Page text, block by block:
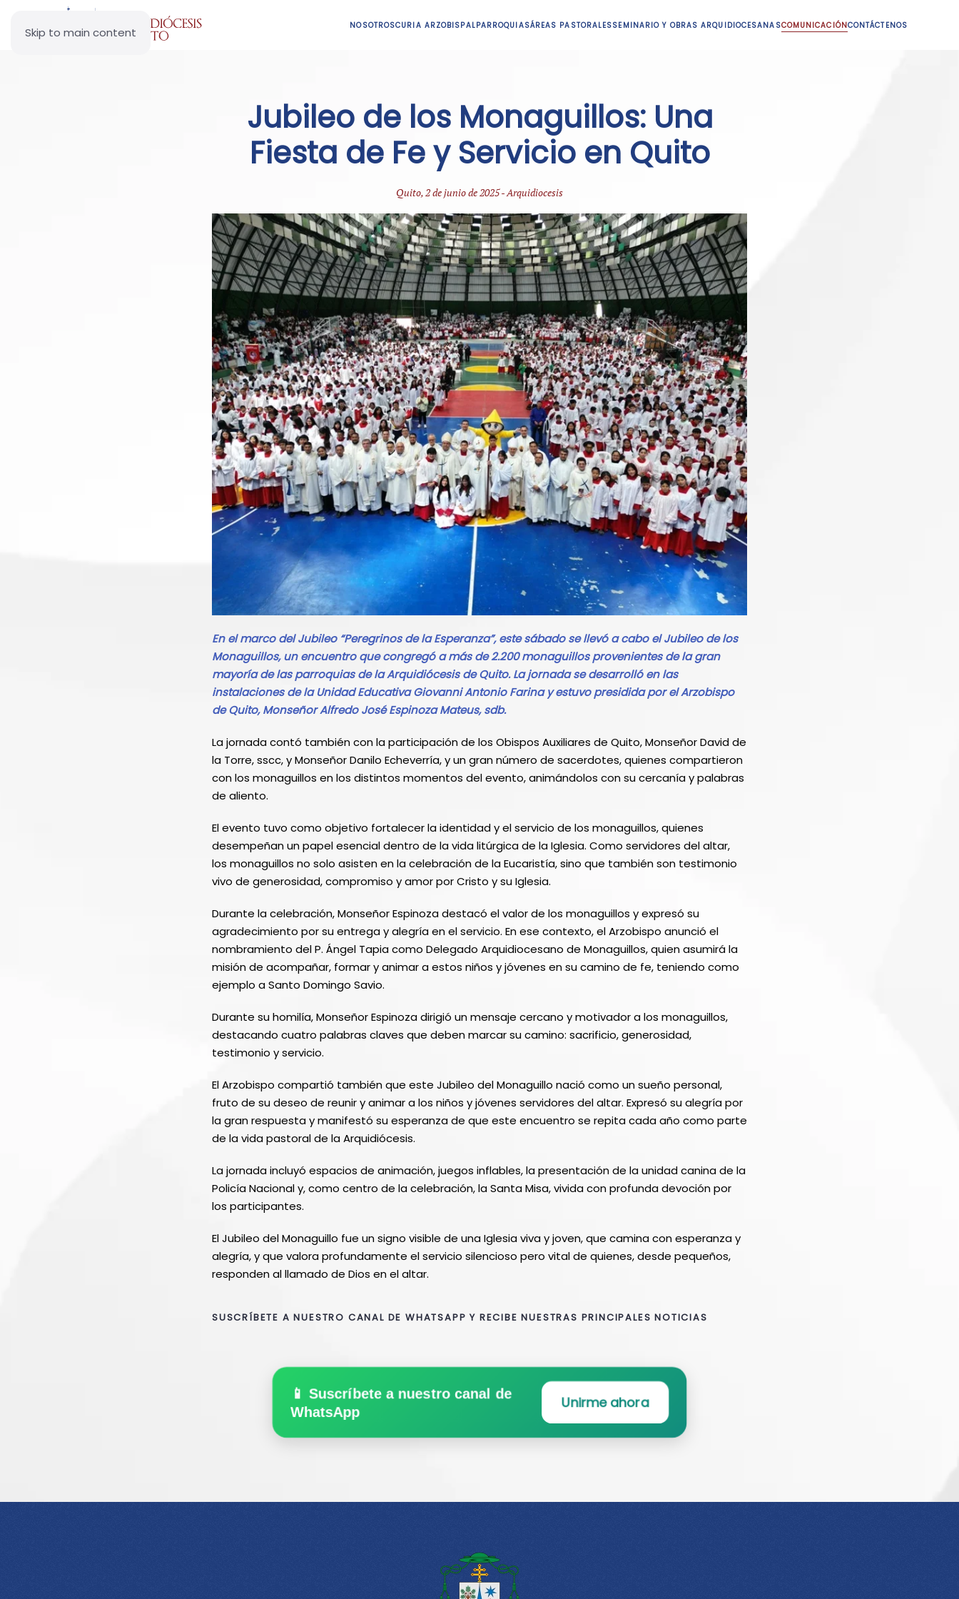
Skip to main content NOSOTROSCURIA ARZOBISPALPARROQUIASÁREAS PASTORALESSEMINARIO Y OBRAS ARQUIDIOCESANASCOMUNICACIÓNCONTÁCTENOS
Jubileo de los Monaguillos: Una
Fiesta de Fe y Servicio en Quito
Quito, 2 de junio de 2025 - Arquidiocesis
En el marco del Jubileo “Peregrinos de la Esperanza”, este sábado se llevó a cabo el Jubileo de los
Monaguillos, un encuentro que congregó a más de 2.200 monaguillos provenientes de la gran
mayoría de las parroquias de la Arquidiócesis de Quito. La jornada se desarrolló en las
instalaciones de la Unidad Educativa Giovanni Antonio Farina y estuvo presidida por el Arzobispo
de Quito, Monseñor Alfredo José Espinoza Mateus, sdb.
La jornada contó también con la participación de los Obispos Auxiliares de Quito, Monseñor David de
la Torre, sscc, y Monseñor Danilo Echeverría, y un gran número de sacerdotes, quienes compartieron
con los monaguillos en los distintos momentos del evento, animándolos con su cercanía y palabras
de aliento.
El evento tuvo como objetivo fortalecer la identidad y el servicio de los monaguillos, quienes
desempeñan un papel esencial dentro de la vida litúrgica de la Iglesia. Como servidores del altar,
los monaguillos no solo asisten en la celebración de la Eucaristía, sino que también son testimonio
vivo de generosidad, compromiso y amor por Cristo y su Iglesia.
Durante la celebración, Monseñor Espinoza destacó el valor de los monaguillos y expresó su
agradecimiento por su entrega y alegría en el servicio. En ese contexto, el Arzobispo anunció el
nombramiento del P. Ángel Tapia como Delegado Arquidiocesano de Monaguillos, quien asumirá la
misión de acompañar, formar y animar a estos niños y jóvenes en su camino de fe, teniendo como
ejemplo a Santo Domingo Savio.
Durante su homilía, Monseñor Espinoza dirigió un mensaje cercano y motivador a los monaguillos,
destacando cuatro palabras claves que deben marcar su camino: sacrificio, generosidad,
testimonio y servicio.
El Arzobispo compartió también que este Jubileo del Monaguillo nació como un sueño personal,
fruto de su deseo de reunir y animar a los niños y jóvenes servidores del altar. Expresó su alegría por
la gran respuesta y manifestó su esperanza de que este encuentro se repita cada año como parte
de la vida pastoral de la Arquidiócesis.
La jornada incluyó espacios de animación, juegos inflables, la presentación de la unidad canina de la
Policía Nacional y, como centro de la celebración, la Santa Misa, vivida con profunda devoción por
los participantes.
El Jubileo del Monaguillo fue un signo visible de una Iglesia viva y joven, que camina con esperanza y
alegría, y que valora profundamente el servicio silencioso pero vital de quienes, desde pequeños,
responden al llamado de Dios en el altar.
SUSCRÍBETE A NUESTRO CANAL DE WHATSAPP Y RECIBE NUESTRAS PRINCIPALES NOTICIAS
📱 Suscríbete a nuestro canal de
WhatsApp
Unirme ahora